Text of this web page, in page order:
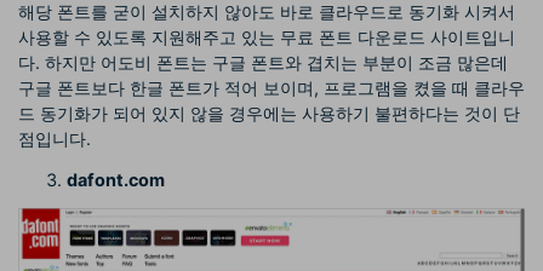
해당 폰트를 굳이 설치하지 않아도 바로 클라우드로 동기화 시켜서
사용할 수 있도록 지원해주고 있는 무료 폰트 다운로드 사이트입니
다. 하지만 어도비 폰트는 구글 폰트와 겹치는 부분이 조금 많은데
구글 폰트보다 한글 폰트가 적어 보이며, 프로그램을 켰을 때 클라우
드 동기화가 되어 있지 않을 경우에는 사용하기 불편하다는 것이 단
점입니다.
dafont.com